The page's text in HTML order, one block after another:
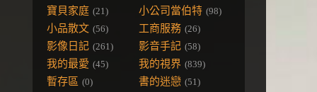
寶貝家庭 (21) 小公司當伯特 (98)
小品散文 (56) 工商服務 (26)
影像日記 (261) 影音手記 (58)
我的最愛 (45) 我的視界 (839)
暫存區 (0) 書的迷戀 (51)